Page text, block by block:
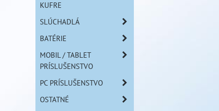
KUFRE
SLÚCHADLÁ
BATÉRIE
MOBIL / TABLET
PRÍSLUŠENSTVO
PC PRÍSLUŠENSTVO
OSTATNÉ